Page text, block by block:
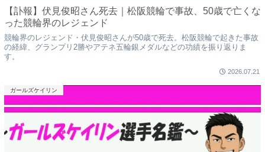
【訃報】伏見俊昭さん死去｜松阪競輪で事故、50歳で亡くな
った競輪界のレジェンド
競輪界のレジェンド・伏見俊昭さんが50歳で死去。松阪競輪で起きた事故
の経緯、グランプリ2勝やアテネ五輪銀メダルなどの功績を振り返りま
す。
2026.07.21
ガールズケイリン